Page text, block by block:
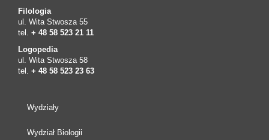
Filologia
ul. Wita Stwosza 55
tel. + 48 58 523 21 11
Logopedia
ul. Wita Stwosza 58
tel. + 48 58 523 23 63
Wydziały
Wydział Biologii